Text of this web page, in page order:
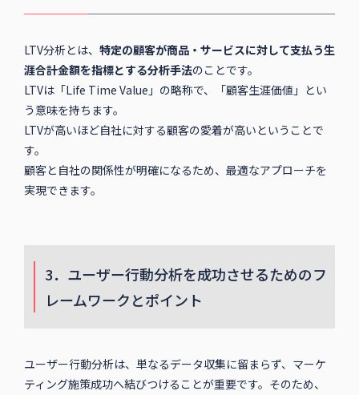
LTV分析とは、 特定の顧客が商品・サービスに対して支払う生
涯合計金額を指標とする分析手法のことです。
LTVは「Life Time Value」の略称で、「顧客生涯価値」とい
う意味を持ちます。
LTVが高いほど自社に対する顧客の愛着が高いということで
す。
顧客と自社の関係性が明確になるため、最適なアプローチを
実現できます。
3．ユーザー行動分析を成功させるためのフ
レームワークとポイント
ユーザー行動分析は、単なるデータ収集に留まらず、マーケ
ティング施策成功へ結びつけることが重要です。そのため、